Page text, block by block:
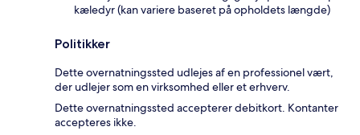
kæledyr (kan variere baseret på opholdets længde)
Politikker
Dette overnatningssted udlejes af en professionel vært,
der udlejer som en virksomhed eller et erhverv.
Dette overnatningssted accepterer debitkort. Kontanter
accepteres ikke.